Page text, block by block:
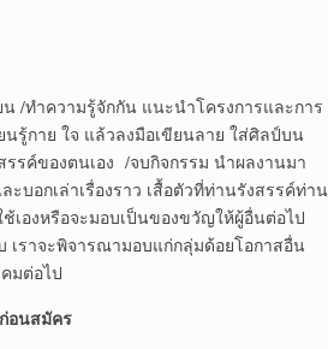
ยน /ทำความรู้จักกัน แนะนำโครงการและการ
นรู้กาย ใจ แล้วลงมือเขียนลาย ใส่ศิลป์บน
รรค์ของตนเอง /จบกิจกรรม นำผลงานมา
บอกเล่าเรื่องราว เสื้อตัวที่ท่านรังสรรค์ท่าน
เองหรือจะมอบเป็นของขวัญให้ผู้อื่นต่อไป
ราจะพิจารณามอบแก่กลุ่มด้อยโอกาสอื่น
มต่อไป
อนสมัคร